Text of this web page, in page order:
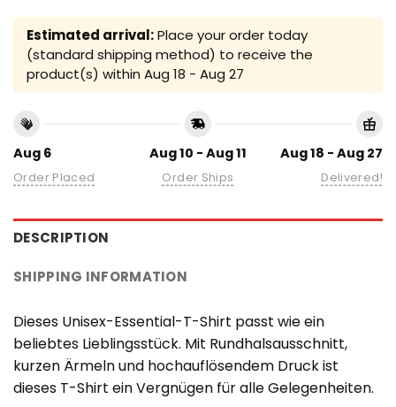
Estimated arrival:Place your order today
(standard shipping method) to receive the
product(s) within Aug 18 - Aug 27
Aug 6
Order Placed
Aug 10 - Aug 11
Order Ships
Aug 18 - Aug 27
Delivered!
DESCRIPTION
SHIPPING INFORMATION
Dieses Unisex-Essential-T-Shirt passt wie ein
beliebtes Lieblingsstück. Mit Rundhalsausschnitt,
kurzen Ärmeln und hochauflösendem Druck ist
dieses T-Shirt ein Vergnügen für alle Gelegenheiten.